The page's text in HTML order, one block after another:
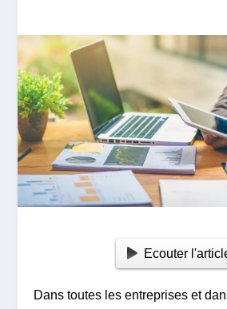
Ecouter
Dans toutes les entreprises et